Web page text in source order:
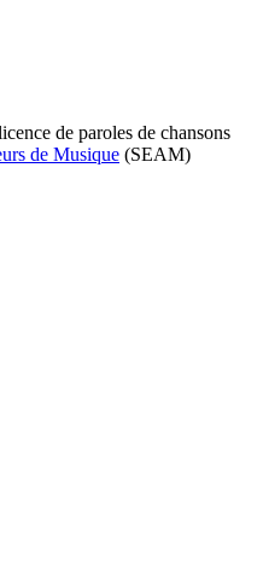
de paroles de chansons
de Musique (SEAM)